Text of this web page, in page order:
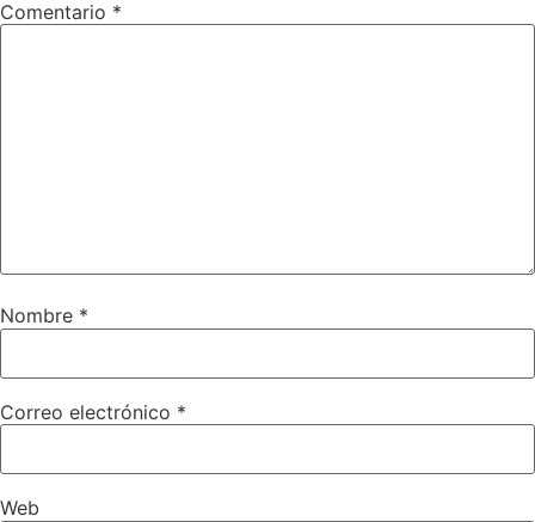
Comentario *
Nombre *
Correo electrónico *
Web